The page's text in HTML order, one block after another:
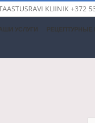
KLIINIK+372
УСЛУГИ РЕЦЕПТУРНЫЕ